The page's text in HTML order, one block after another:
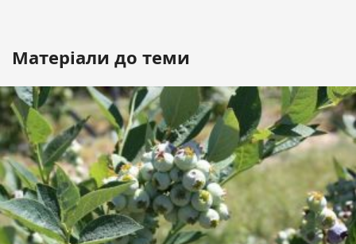
Матеріали до теми